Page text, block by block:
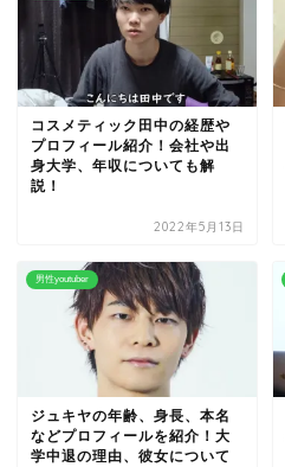
コスメティック田中の経歴や
プロフィール紹介！会社や出
身大学、年収についても解
説！
2022年5月13日
男性youtuber
ジュキヤの年齢、身長、本名
などプロフィールを紹介！大
学中退の理由、彼女について